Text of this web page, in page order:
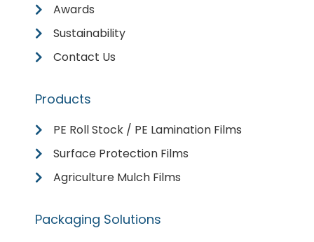
Awards
Sustainability
Contact Us
Products
PE Roll Stock / PE Lamination Films
Surface Protection Films
Agriculture Mulch Films
Packaging Solutions